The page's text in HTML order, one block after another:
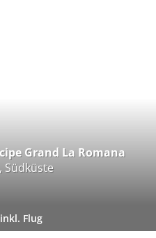
Grand La Romana
Südküste
Flug